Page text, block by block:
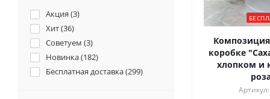
коробке
хлопком и
Акция (3)
Хит (36)
Советуем (3)
Новинка (182)
Бесплатная доставка (299)